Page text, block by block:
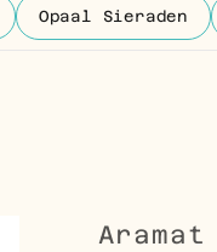
Opaal Sieraden